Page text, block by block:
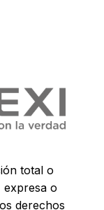
total o
expresa o
derechos